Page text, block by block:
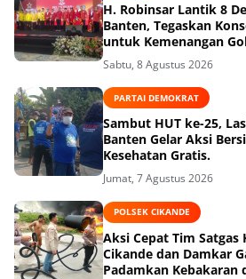
H. Robinsar Lantik 8
Banten, Tegaskan
untuk Kemenangan
Sabtu, 8 Agustus 2026
PARTAI DEMOKRAT
Sambut HUT ke-25,
Banten Gelar Aksi
Kesehatan Gratis.
Jumat, 7 Agustus 2026
POLSEK CIKANDE
Aksi Cepat Tim Satgas
Cikande dan Damkar
Padamkan